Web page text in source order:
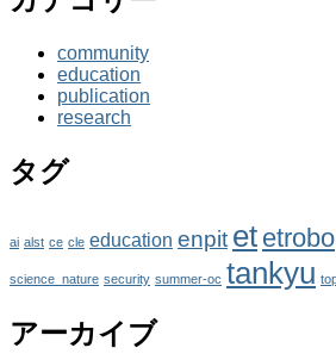
community
education
publication
research
タグ
ai alst ce cle education enpit et etrobo
science_nature security summer-oc tankyu
アーカイブ